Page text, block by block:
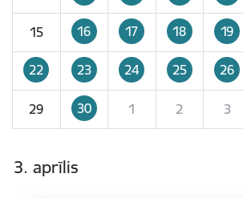
15 16 17 18 19
22 23 24 25 26
29 30 1 2 3
3. aprīlis